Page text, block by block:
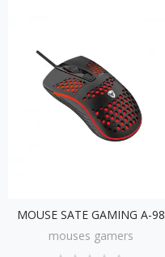
MOUSE SATE GAMING A-98
mouses gamers